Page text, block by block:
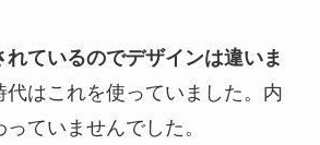
れているのでデザインは違いま
代はこれを使っていました。内
ていませんでした。